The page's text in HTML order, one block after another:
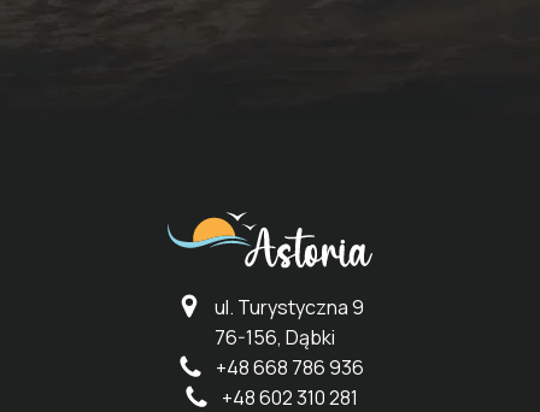
ul. Turystyczna 9
76-156, Dąbki
+48 668 786 936
+48 602 310 281